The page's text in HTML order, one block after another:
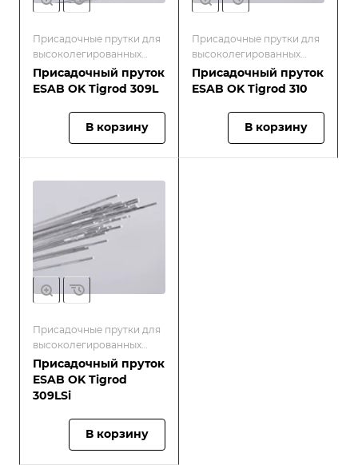
Присадочные прутки для
высоколегированных
окалиностойких и
жаропрочных сталей
Присадочный пруток
ESAB OK Tigrod 309L
В корзину
Присадочные прутки для
высоколегированных
окалиностойких и
жаропрочных сталей
Присадочный пруток
ESAB OK Tigrod 310
В корзину
Присадочные прутки для
высоколегированных
окалиностойких и
жаропрочных сталей
Присадочный пруток
ESAB OK Tigrod
309LSi
В корзину